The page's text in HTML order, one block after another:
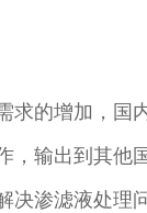
求的增加，国
，输出到其他
决渗滤液处理